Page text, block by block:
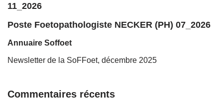
11_2026
Poste Foetopathologiste NECKER (PH) 07_2026
Annuaire Soffoet
Newsletter de la SoFFoet, décembre 2025
Commentaires récents